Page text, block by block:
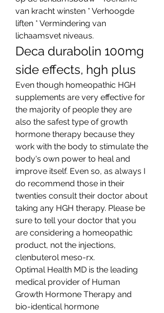
van kracht winsten * Verhoogde
liften * Vermindering van
lichaamsvet niveaus.
Deca durabolin 100mg
side effects, hgh plus
Even though homeopathic HGH
supplements are very effective for
the majority of people they are
also the safest type of growth
hormone therapy because they
work with the body to stimulate the
body's own power to heal and
improve itself. Even so, as always I
do recommend those in their
twenties consult their doctor about
taking any HGH therapy. Please be
sure to tell your doctor that you
are considering a homeopathic
product, not the injections,
clenbuterol meso-rx.
Optimal Health MD is the leading
medical provider of Human
Growth Hormone Therapy and
bio-identical hormone